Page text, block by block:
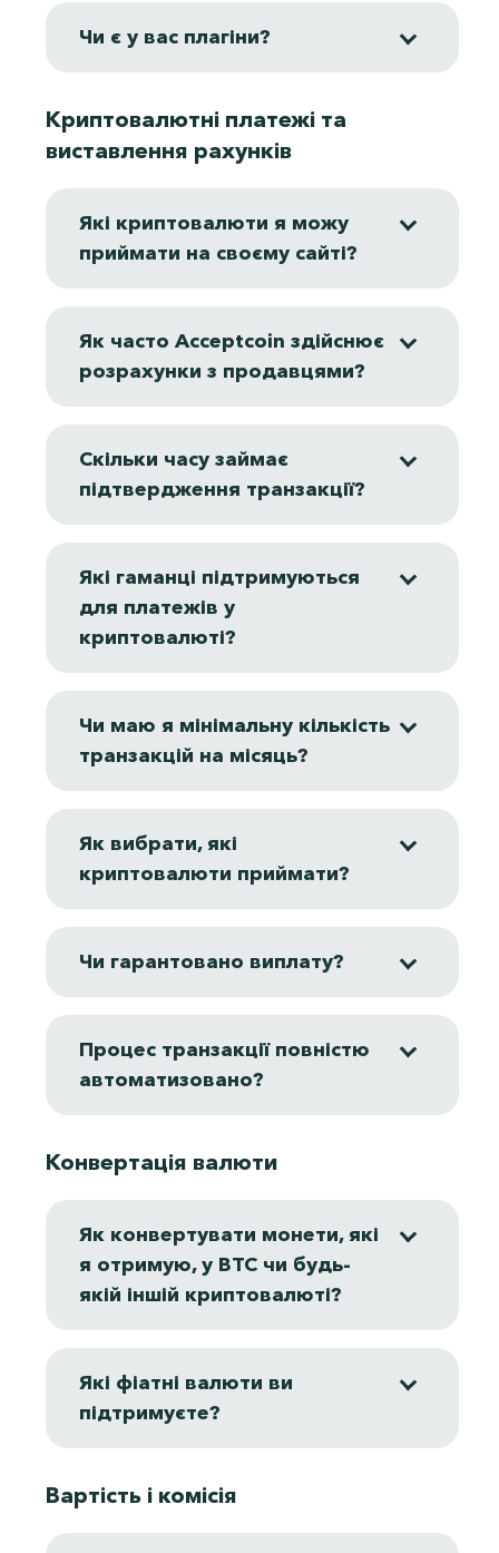
Контакти
Чи є у вас плагіни?
Криптовалютні платежі та
виставлення рахунків
Які криптовалюти я можу
приймати на своєму сайті?
Як часто Acceptcoin здійснює
розрахунки з продавцями?
Скільки часу займає
підтвердження транзакції?
Які гаманці підтримуються
для платежів у
криптовалюті?
Чи маю я мінімальну кількість
транзакцій на місяць?
Як вибрати, які
криптовалюти приймати?
Чи гарантовано виплату?
Процес транзакції повністю
автоматизовано?
Конвертація валюти
Як конвертувати монети, які
я отримую, у BTC чи будь-
якій іншій криптовалюті?
Які фіатні валюти ви
підтримуєте?
Вартість і комісія